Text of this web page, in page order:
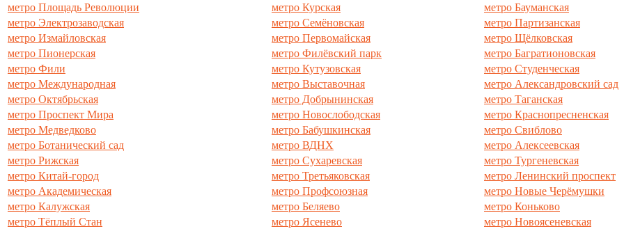
метро Площадь Революции
метро Курская
метро Бауманская
метро Электрозаводская
метро Семёновская
метро Партизанская
метро Измайловская
метро Первомайская
метро Щёлковская
метро Пионерская
метро Филёвский парк
метро Багратионовская
метро Фили
метро Кутузовская
метро Студенческая
метро Международная
метро Выставочная
метро Александровский сад
метро Октябрьская
метро Добрынинская
метро Таганская
метро Проспект Мира
метро Новослободская
метро Краснопресненская
метро Медведково
метро Бабушкинская
метро Свиблово
метро Ботанический сад
метро ВДНХ
метро Алексеевская
метро Рижская
метро Сухаревская
метро Тургеневская
метро Китай-город
метро Третьяковская
метро Ленинский проспект
метро Академическая
метро Профсоюзная
метро Новые Черёмушки
метро Калужская
метро Беляево
метро Коньково
метро Тёплый Стан
метро Ясенево
метро Новоясеневская